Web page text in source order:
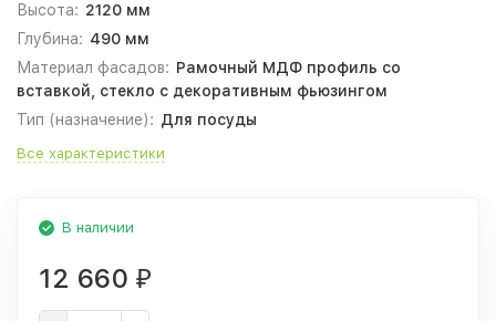
Высота: 2120 мм
Глубина: 490 мм
Материал фасадов: Рамочный МДФ профиль со
вставкой, стекло с декоративным фьюзингом
Тип (назначение): Для посуды
Все характеристики
В наличии
12 660 ₽